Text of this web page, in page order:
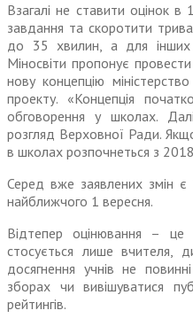
Взагалі не ставити оцінок
завдання та скоротити
до 35 хвилин, а для
Міносвіти пропонує
нову концепцію
проекту. «Концепція
обговорення у школах.
розгляд Верховної Ради.
в школах розпочнеться з
Серед вже заявлених змін є
найближчого 1 вересня.
Відтепер оцінювання – це
стосується лише вчителя,
досягнення учнів не
зборах чи вивішуватися
рейтингів.